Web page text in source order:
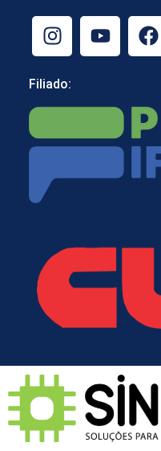
Filiado: